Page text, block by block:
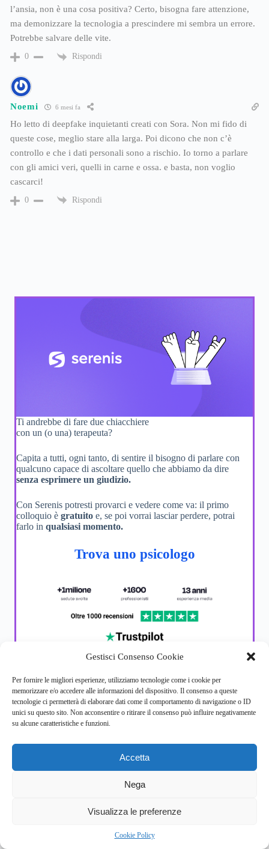
Gestisci Consenso Cookie
Per fornire le migliori esperienze, utilizziamo tecnologie come i cookie per
memorizzare e/o accedere alle informazioni del dispositivo. Il consenso a queste
tecnologie ci permetterà di elaborare dati come il comportamento di navigazione o ID
unici su questo sito. Non acconsentire o ritirare il consenso può influire negativamente
su alcune caratteristiche e funzioni.
Accetta
Nega
Visualizza le preferenze
Cookie Policy
l’ansia, non è una cosa positiva? Certo, bisogna fare attenzione,
ma demonizzare la tecnologia a prescindere mi sembra un errore.
Potrebbe salvare delle vite.
0 Rispondi
Noemi 6 mesi fa
Ho letto di deepfake inquietanti creati con Sora. Non mi fido di
queste cose, meglio stare alla larga. Poi dicono che non c’è
controllo e che i dati personali sono a rischio. Io torno a parlare
con gli amici veri, quelli in carne e ossa. e basta, non voglio
cascarci!
0 Rispondi
Ti andrebbe di fare due chiacchiere
con un (o una) terapeuta?
Capita a tutti, ogni tanto, di sentire il bisogno di parlare con
qualcuno capace di ascoltare quello che abbiamo da dire
senza esprimere un giudizio.
Con Serenis potresti provarci e vedere come va: il primo
colloquio è gratuito e, se poi vorrai lasciar perdere, potrai
farlo in qualsiasi momento.
Trova uno psicologo
News recenti
MEDICINA CORRELATA ALLA SALUTE
Psicofarmaci, l’allarmante +12,1% di uso tra i minori
in Italia: cosa rivela il rapporto OsMed 2025?